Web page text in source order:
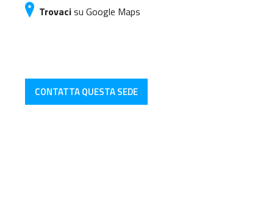
Trovacisu Google Maps
CONTATTA QUESTA SEDE